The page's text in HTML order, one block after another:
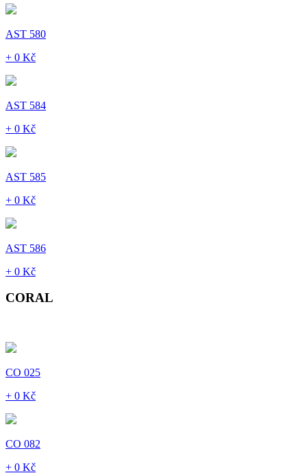
AST 580
+ 0 Kč
AST 584
+ 0 Kč
AST 585
+ 0 Kč
AST 586
+ 0 Kč
CORAL
CO 025
+ 0 Kč
CO 082
+ 0 Kč